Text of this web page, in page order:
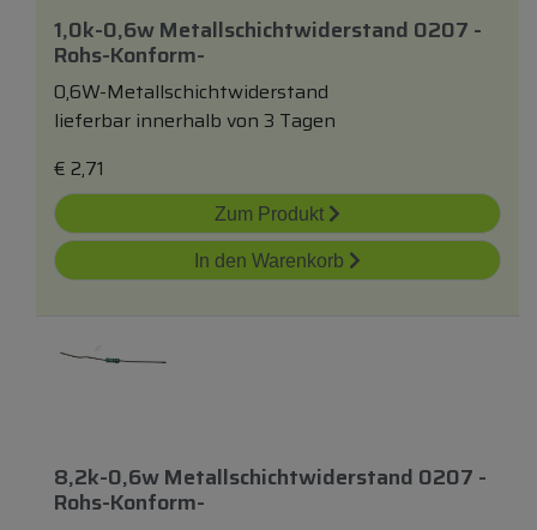
1,0k-0,6w Metallschichtwiderstand 0207 -
Rohs-Konform-
0,6W-Metallschichtwiderstand
lieferbar innerhalb von 3 Tagen
€ 2,71
Zum Produkt
In den Warenkorb
8,2k-0,6w Metallschichtwiderstand 0207 -
Rohs-Konform-